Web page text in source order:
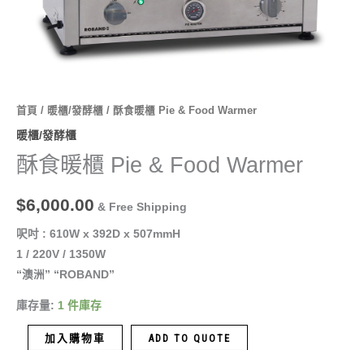
首頁 / 暖櫃/發酵櫃 / 酥食暖櫃 Pie & Food Warmer
暖櫃/發酵櫃
酥食暖櫃 Pie & Food Warmer
$6,000.00 & Free Shipping
呎吋 : 610W x 392D x 507mmH
1 / 220V / 1350W
“澳洲” “ROBAND”
庫存量: 1 件庫存
加入購物車 ADD TO QUOTE